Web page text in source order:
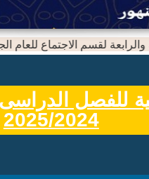
لقسم الاجتماع للعام الجامعى
للفصل
2025/2024